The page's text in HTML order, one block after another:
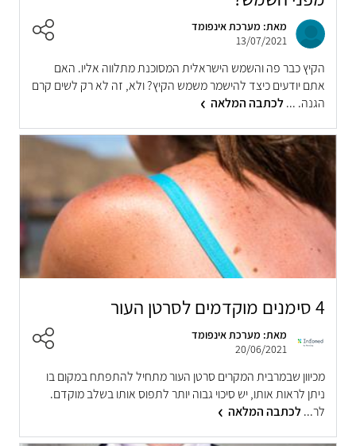
מאת: מערכת אינפומד
13/07/2021
הקיץ כבר פה והשמש הישראלית המסוכנת מתלווה אליו. האם
אתם יודעים כיצד להישמר משמש הקיץ? ולא, זה לא רק לשים קרם
הגנה. ...לכתבה המלאה
4 סימנים מוקדמים לסרטן העור
מאת: מערכת אינפומד
20/06/2021
מכיוון שבמרבית המקרים סרטן העור מתחיל להתפתח במקום בו
ניתן לראות אותו, יש סיכוי גבוה יותר לתפוס אותו בשלב מוקדם.
לר...לכתבה המלאה